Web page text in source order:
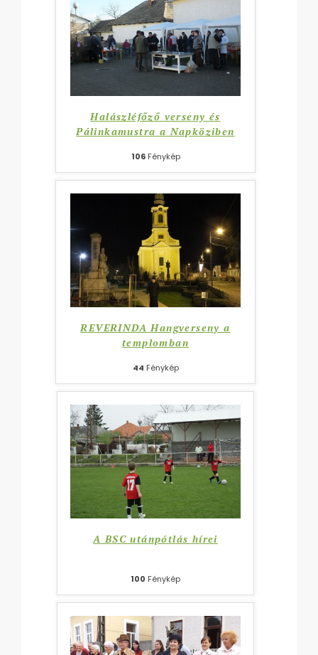
Halászléfőző verseny és
Pálinkamustra a Napköziben
106Fénykép
REVERINDA Hangverseny a
templomban
44 Fénykép
A BSC utánpótlás hírei
100 Fénykép